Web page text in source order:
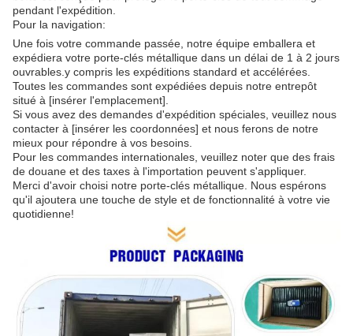
pendant l'expédition.
Pour la navigation:
Une fois votre commande passée, notre équipe emballera et
expédiera votre porte-clés métallique dans un délai de 1 à 2 jours
ouvrables.y compris les expéditions standard et accélérées.
Toutes les commandes sont expédiées depuis notre entrepôt
situé à [insérer l'emplacement].
Si vous avez des demandes d'expédition spéciales, veuillez nous
contacter à [insérer les coordonnées] et nous ferons de notre
mieux pour répondre à vos besoins.
Pour les commandes internationales, veuillez noter que des frais
de douane et des taxes à l'importation peuvent s'appliquer.
Merci d'avoir choisi notre porte-clés métallique. Nous espérons
qu'il ajoutera une touche de style et de fonctionnalité à votre vie
quotidienne!